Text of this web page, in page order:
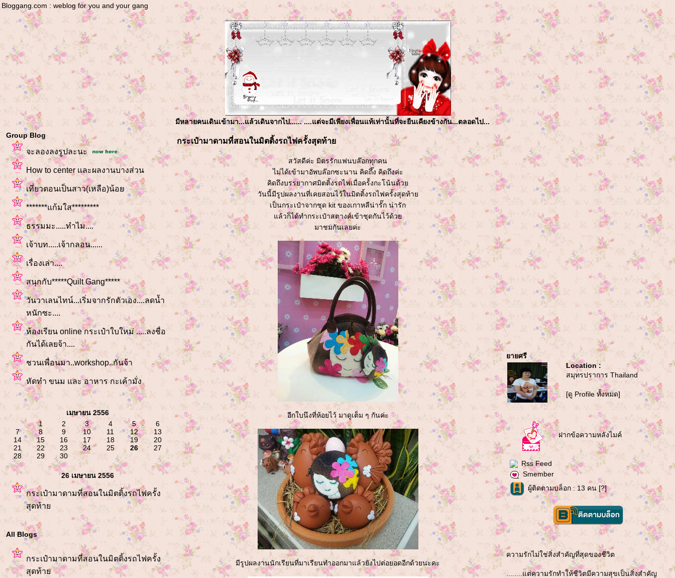
Bloggang.com : weblog for you and your gang
มีหลายคนเดินเข้ามา...แล้วเดินจากไป...... ....แต่จะมีเพียงเพื่อนแท้เท่านั้นที่จะยืนเคียงข้างกัน...ตลอดไป...
Group Blog
จะลองลงรูปละนะ
How to center และผลงานบางส่วน
เที่ยวตอนเป็นสาว(เหลือ)น้อ
*******แก้มใส*********
ธรรมมะ.....ทำไม....
เจ้าบท.....เจ้ากลอน......
เรื่องเล่า....
สนุกกับ*****Quilt Gang*****
วันวาเลนไทน์...เริ่มจากรักตัวเอง....ลดน้ำ
หนักซะ....
ห้องเรียน online กระเป๋าใบใหม่ .....ลงชื่อ
กันได้เลยจ้า....
ชวนเพื่อนมา..workshop..กันจ้า
หัดทำ ขนม และ อาหาร กะเค้ามั่ง
เมษายน 2556
1
2 3 4 5
6
7
8 9 10 11 12
13
14
15 16 17 18 19
20
21
22 23 24 25 26
27
28
29 30
26 เมษายน 2556
กระเป๋ามาดามที่สอนในมิตติ้งรถไฟครั้ง
สุดท้า
All Blogs
กระเป๋ามาดามที่สอนในมิตติ้งรถไฟครั้ง
สุดท้า
กระเป๋ามาดามที่สอนในมิตติ้งรถไฟครั้งสุดท้า
สวัสดีค่ะ มิตรรักแฟนบล๊อกทุกคน
ไม่ได้เข้ามาอัพบล๊อกซะนาน คิดถึ๊ง คิดถึงค่ะ
คิดถึงบรรยากาศมิตติ้งรถไฟเมื่อคร้้งกะโน้นด้ว
วันนี้มีรูปผลงานที่เคยสอนไว้ในมิตติ้งรถไฟครั้งสุดท้า
เป็นกระเป๋าจากชุด kit ของเกาหลีน่ารั๊ก น่ารัก
ล้วก็ได้ทำกระเป๋าสตางค์เข้าชุดกันไว้ด้ว
มาชมกันเลยค่ะ
อีกใบนึงที่ห้อยไว้ มาดูเต็ม ๆ กันค่ะ
มีรูปผลงานนักเรียนที่มาเรียนทำออกมาแล้วยังไปต่อยอดอีกด้วยนะคะ
ายศรี
Location :
สมุทรปราการ Thailand
[ดู Profile ทั้งหมด]
ฝากข้อความหลังไมค์
Rss Feed
Smember
ผู้ติดตามบล็อก : 13 คน [?]
ความรักไม่ใช่สิ่งสำคัญที่สุดของชีวิต
........แต่ความรักทำให้ชีวิตมีความสุขเป็นสิ่งสำคัญ